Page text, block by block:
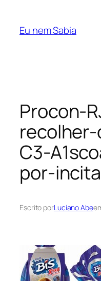
Eu nem Sabia
Procon-
C3-
por-
Escrito porLuciano Abe